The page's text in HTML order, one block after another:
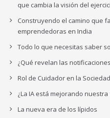
que cambia la visión del
Construyendo el camino que
emprendedoras en India
Todo lo que necesitas saber
¿Qué revelan las
Rol de Cuidador en la
¿La IA está mejorando
La nueva era de los lípidos